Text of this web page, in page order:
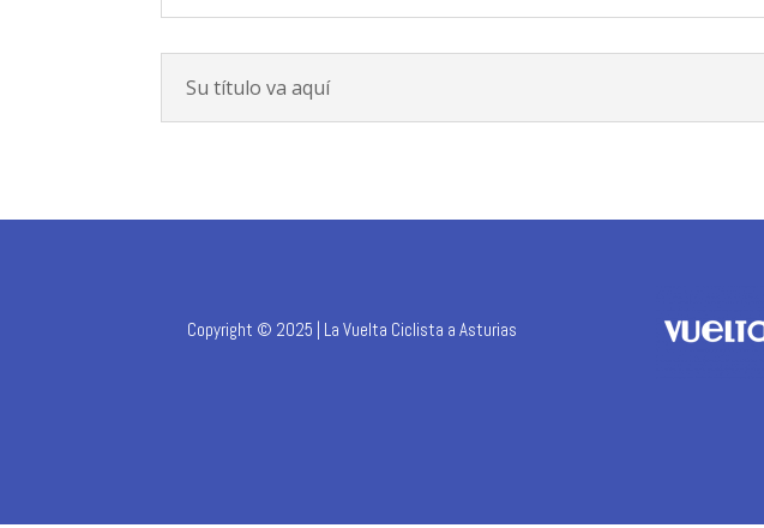
Su título va aquí
Copyright © 2025 | La Vuelta Ciclista a Asturias